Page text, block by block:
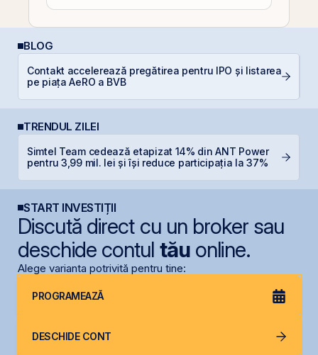
BLOG
Contakt accelerează pregătirea pentru IPO și listarea
pe piața AeRO a BVB
TRENDUL ZILEI
Simtel Team cedează etapizat 14% din ANT Power
pentru 3,99 mil. lei și își reduce participația la 37%
START INVESTIȚII
Discută direct cu un broker sau
deschide contul tăuonline.
Alege varianta potrivită pentru tine:
PROGRAMEAZĂ
DESCHIDE CONT